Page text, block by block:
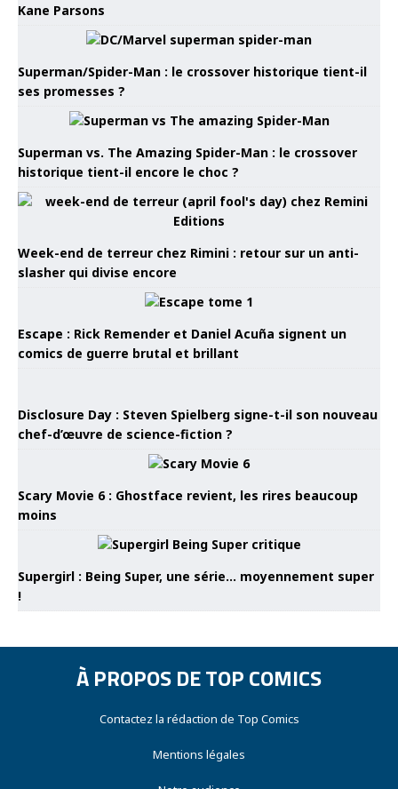
Kane Parsons
Superman/Spider-Man : le crossover historique tient-il
ses promesses ?
Superman vs. The Amazing Spider-Man : le crossover
historique tient-il encore le choc ?
Week-end de terreur chez Rimini : retour sur un anti-
slasher qui divise encore
Escape : Rick Remender et Daniel Acuña signent un
comics de guerre brutal et brillant
Disclosure Day : Steven Spielberg signe-t-il son nouveau
chef-d’œuvre de science-fiction ?
Scary Movie 6 : Ghostface revient, les rires beaucoup
moins
Supergirl : Being Super, une série… moyennement super
!
À PROPOS DE TOP COMICS
Contactez la rédaction de Top Comics
Mentions légales